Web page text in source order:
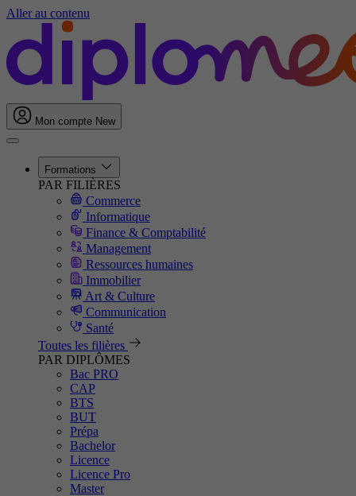
Aller au contenu
Mon compte New
Formations
PAR FILIÈRES
Commerce
Informatique
Finance & Comptabilité
Management
Ressources humaines
Immobilier
Art & Culture
Communication
Santé
Toutes les filières
PAR DIPLÔMES
Bac PRO
CAP
BTS
BUT
Prépa
Bachelor
Licence
Licence Pro
Master